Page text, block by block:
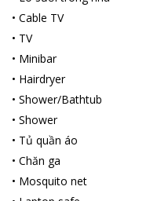
• Cable TV
• TV
• Minibar
• Hairdryer
• Shower/Bathtub
• Shower
• Tủ quần áo
• Chăn ga
• Mosquito net